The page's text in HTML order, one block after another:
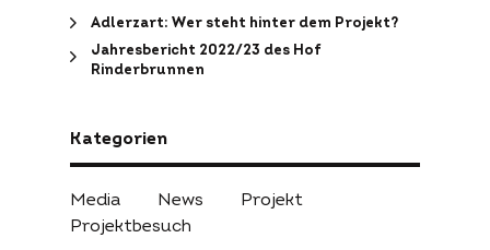
Adlerzart: Wer steht hinter dem Projekt?
Jahresbericht 2022/23 des Hof
Rinderbrunnen
Kategorien
Media News
Projekt
Projektbesuch